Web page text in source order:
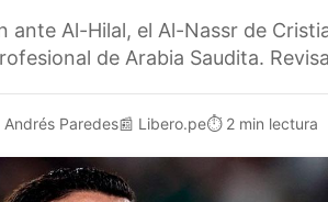
ante Al-Hilal, el Al-Nassr de
de Arabia Saudita.
Andrés Paredes📰 Libero.pe⏱️ 2 min lectura